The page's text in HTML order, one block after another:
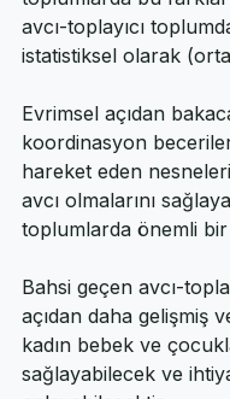
işlevsel olduğunu
toplumlarda bu
avcı-toplayıcı
Evrimsel açıdan
koordinasyon
hareket eden nesneleri
avcı olmalarını
Bahsi geçen avcı-
açıdan daha gelişmiş
kadın bebek ve